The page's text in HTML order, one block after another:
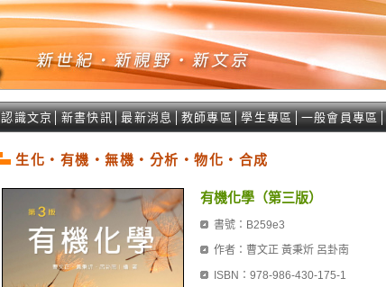
認識文京 新書快訊 │最新消息 教師專區 │學生專區 一般會員專區
生化‧有機‧無機‧分析‧物化‧合成
有機化學（第三版）
書號：B259e3
作者：曹文正 黃秉炘 呂卦南
ISBN：978-986-430-175-1